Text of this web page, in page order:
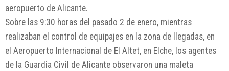
aeropuerto de Alicante.
Sobre las 9:30 horas del pasado 2 de enero, mientras
realizaban el control de equipajes en la zona de llegadas, en
el Aeropuerto Internacional de El Altet, en Elche, los agentes
de la Guardia Civil de Alicante observaron una maleta